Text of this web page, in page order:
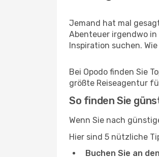
Jemand hat mal
Abenteuer irgendwo in
Inspiration suchen.
Bei Opodo finden Sie
größte Reiseagentur
So finden Sie
Wenn Sie nach
Hier sind 5 nützliche
Buchen Sie an